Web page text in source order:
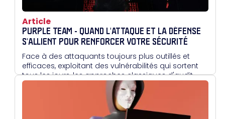
Article
PURPLE TEAM - QUAND L'ATTAQUE ET LA DÉFENSE
S'ALLIENT POUR RENFORCER VOTRE SÉCURITÉ
Face à des attaquants toujours plus outillés et
efficaces, exploitant des vulnérabilités qui sortent
tous les jours, les approches classiques d'audit
atteignent vite leurs limites. En réunissant attaque
et défense autour d'un même objectif, le Purple
Team permet d'améliorer très rapidement le
niveau de détection d'une entreprise.